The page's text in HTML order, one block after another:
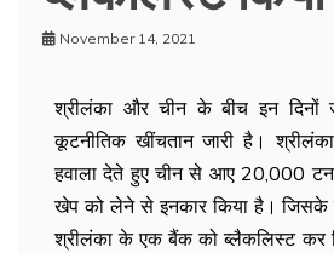
November 14, 2021
श्रीलंका और चीन के बीच इन
कूटनीतिक खींचतान जारी है।
हवाला देते हुए चीन से आए 20,000
खेप को लेने से इनकार किया है। जिसके
श्रीलंका के एक बैंक को ब्लैकलिस्ट कर